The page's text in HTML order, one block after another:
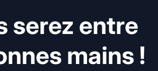
serez entre
mains !